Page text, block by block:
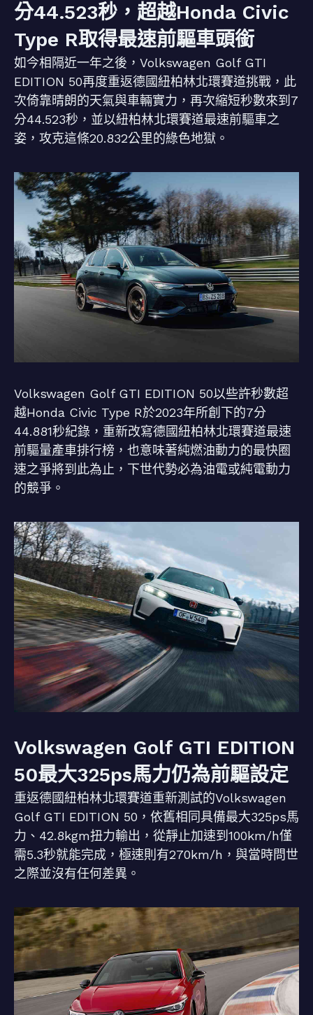
分44.523秒，超越Honda Civic
Type R取得最速前驅車頭銜
如今相隔近一年之後，Volkswagen Golf GTI
EDITION 50再度重返德國紐柏林北環賽道挑戰，此
次倚靠晴朗的天氣與車輛實力，再次縮短秒數來到7
分44.523秒，並以紐柏林北環賽道最速前驅車之
姿，攻克這條20.832公里的綠色地獄。
Volkswagen Golf GTI EDITION 50以些許秒數超
越Honda Civic Type R於2023年所創下的7分
44.881秒紀錄，重新改寫德國紐柏林北環賽道最速
前驅量產車排行榜，也意味著純燃油動力的最快圈
速之爭將到此為止，下世代勢必為油電或純電動力
的競爭。
Volkswagen Golf GTI EDITION
50最大325ps馬力仍為前驅設定
重返德國紐柏林北環賽道重新測試的Volkswagen
Golf GTI EDITION 50，依舊相同具備最大325ps馬
力、42.8kgm扭力輸出，從靜止加速到100km/h僅
需5.3秒就能完成，極速則有270km/h，與當時問世
之際並沒有任何差異。